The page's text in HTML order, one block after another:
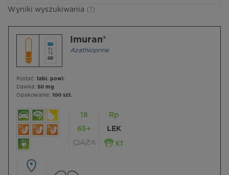
Wyniki wyszukiwania (1)
Imuran®
Azathioprine
Postać: tabl. powl.
Dawka: 50 mg
Opakowanie: 100 szt.
18
65+
CIĄŻA
Rp
LEK